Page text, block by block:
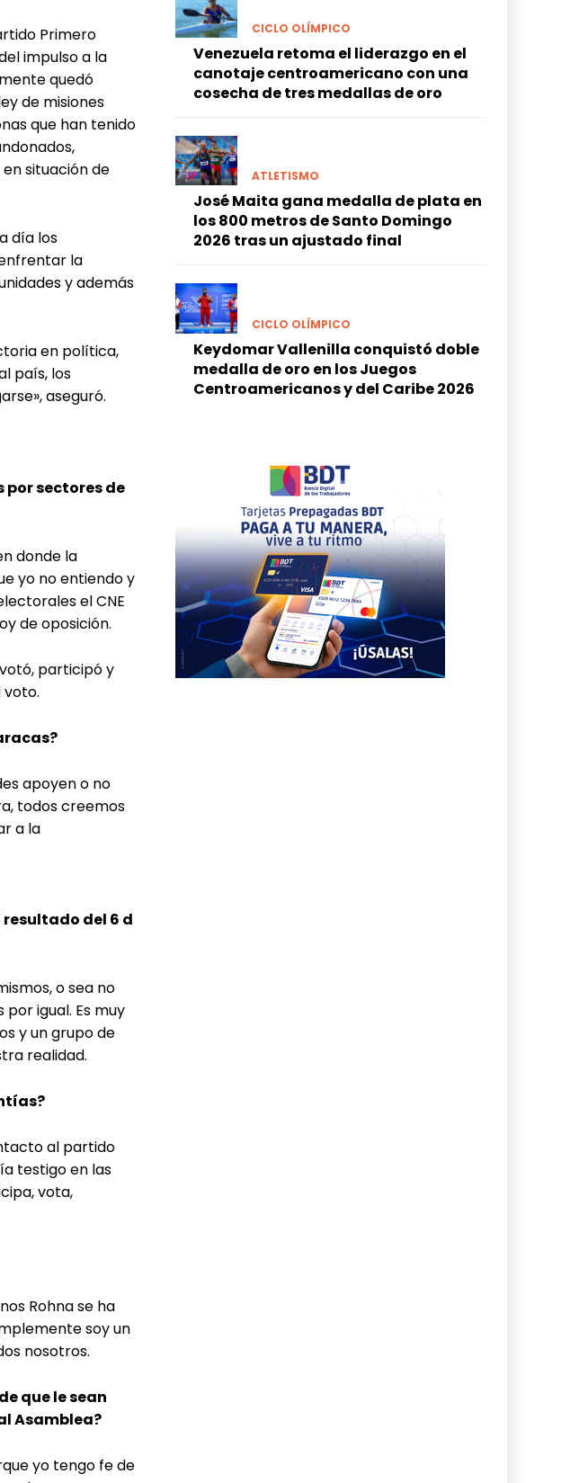
Primero
impulso a la
quedó
de misiones
que han tenido
situación de
día los
la
y además
en política,
país, los
aseguró.
por sectores de
donde la
yo no entiendo y
el CNE
de oposición.
participó y
voto.
apoyen o no
todos creemos
a la
del 6 d
o sea no
igual. Es muy
y un grupo de
realidad.
al partido
testigo en las
vota,
Rohna se ha
soy un
nosotros.
que le sean
Asamblea?
yo tengo fe de
CICLO OLÍMPICO
Venezuela retoma el liderazgo en el
canotaje centroamericano con una
cosecha de tres medallas de oro
ATLETISMO
José Maita gana medalla de plata en
los 800 metros de Santo Domingo
2026 tras un ajustado final
CICLO OLÍMPICO
Keydomar Vallenilla conquistó doble
medalla de oro en los Juegos
Centroamericanos y del Caribe 2026